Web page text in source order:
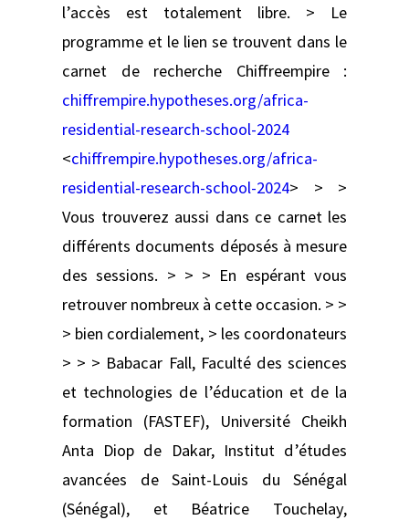
l’accès est totalement libre. > Le
programme et le lien se trouvent dans le
carnet de recherche Chiffreempire :
chiffrempire.hypotheses.org/africa-
residential-research-school-2024
<chiffrempire.hypotheses.org/africa-
residential-research-school-2024> > >
Vous trouverez aussi dans ce carnet les
différents documents déposés à mesure
des sessions. > > > En espérant vous
retrouver nombreux à cette occasion. > >
> bien cordialement, > les coordonateurs
> > > Babacar Fall, Faculté des sciences
et technologies de l’éducation et de la
formation (FASTEF), Université Cheikh
Anta Diop de Dakar, Institut d’études
avancées de Saint-Louis du Sénégal
(Sénégal), et Béatrice Touchelay,